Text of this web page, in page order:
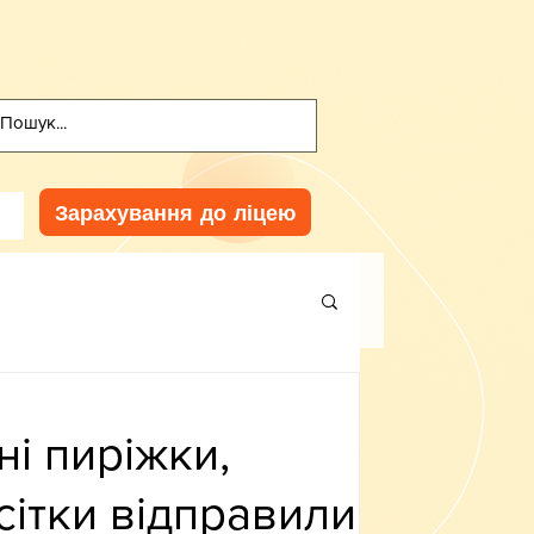
Зарахування до ліцею
пиріжки,
відправили